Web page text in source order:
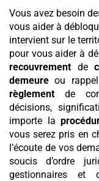
Vous avez besoin
vous aider à
intervient sur le
pour vous aider à
recouvrement de
demeure ou
règlement de
décisions,
importe la
vous serez pris en
l’écoute de vos
soucis d’ordre
gestionnaires et